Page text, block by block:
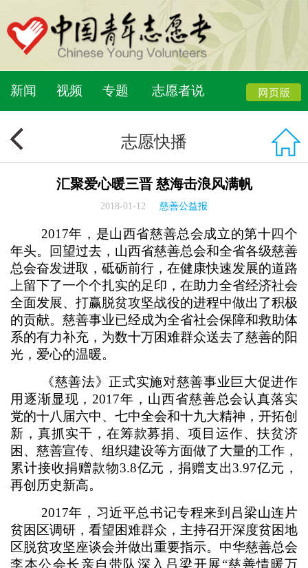
新闻 视频 专题 志愿者说
志愿快播
汇聚爱心暖三晋 慈海击浪风满帆
2018-01-12 慈善公益报
2017年，是山西省慈善总会成立的第十四个
年头。回望过去，山西省慈善总会和全省各级慈善
总会奋发进取，砥砺前行，在健康快速发展的道路
上留下了一个个扎实的足印，在助力全省经济社会
全面发展、打赢脱贫攻坚战役的进程中做出了积极
的贡献。慈善事业已经成为全省社会保障和救助体
系的有力补充，为数十万困难群众送去了慈善的阳
光，爱心的温暖。
《慈善法》正式实施对慈善事业巨大促进作
用逐渐显现，2017年，山西省慈善总会认真落实
党的十八届六中、七中全会和十九大精神，开拓创
新，真抓实干，在筹款募捐、项目运作、扶贫济
困、慈善宣传、组织建设等方面做了大量的工作，
累计接收捐赠款物3.8亿元，捐赠支出3.97亿元，
再创历史新高。
2017年，习近平总书记专程来到吕梁山连片
贫困区调研，看望困难群众，主持召开深度贫困地
区脱贫攻坚座谈会并做出重要指示。中华慈善总会
李本公会长亲自带队深入吕梁开展“慈善情暖万